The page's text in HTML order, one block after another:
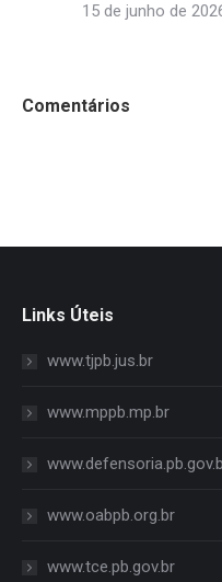
15 de junho de
Comentários
Links Úteis
www.tjpb.jus.br
www.mppb.mp.br
www.oabpb.org.br
www.tce.pb.gov.br